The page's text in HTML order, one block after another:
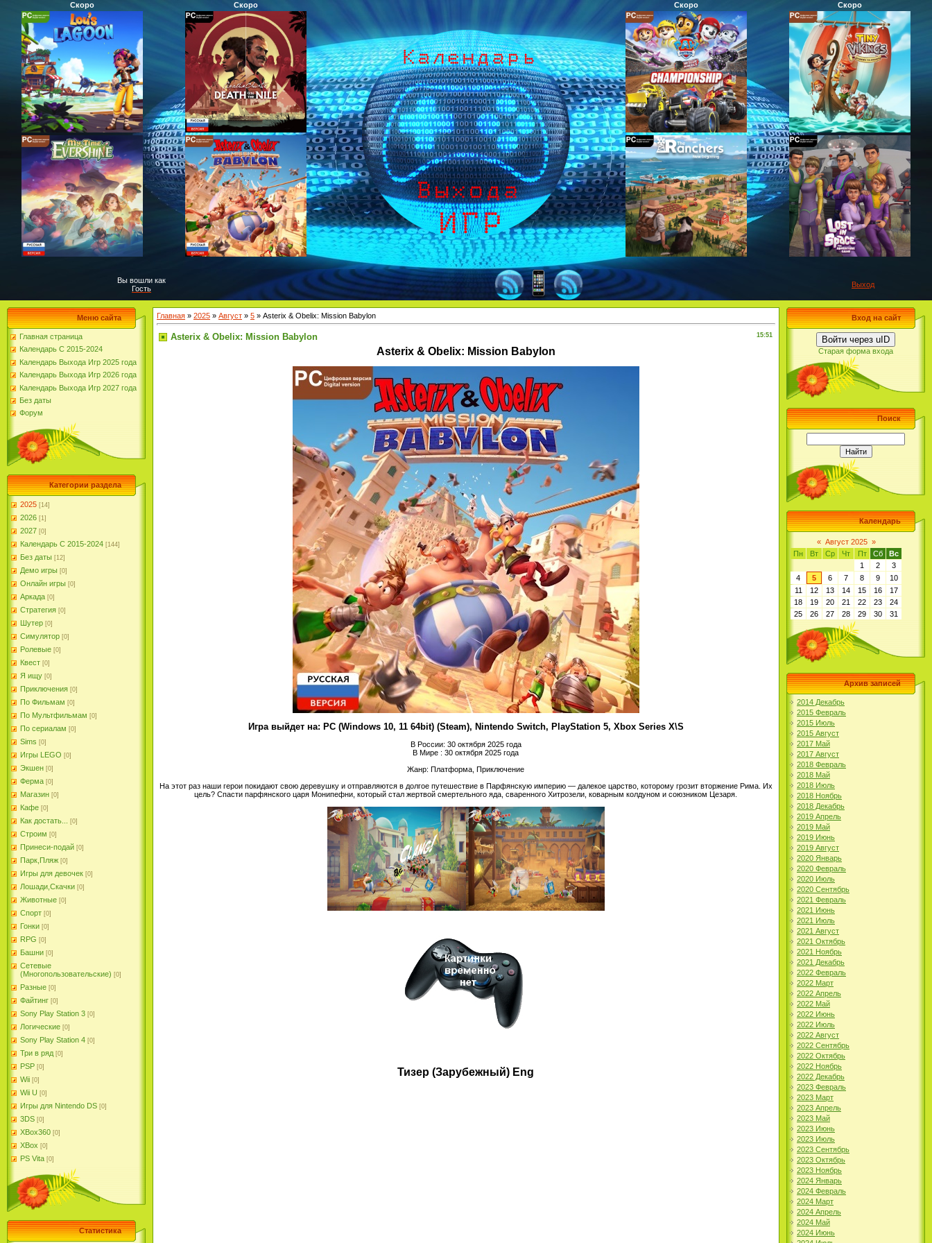
Скоро Скоро Скоро Скоро
Вы вошли как
Гость
Выход
Меню сайта
Главная страница
Календарь С 2015-2024
Календарь Выхода Игр 2025 года
Календарь Выхода Игр 2026 года
Календарь Выхода Игр 2027 года
Без даты
Форум
Категории раздела
2025 [14]
2026 [1]
2027 [0]
Календарь С 2015-2024 [144]
Без даты [12]
Демо игры [0]
Онлайн игры [0]
Аркада [0]
Стратегия [0]
Шутер [0]
Симулятор [0]
Ролевые [0]
Квест [0]
Я ищу [0]
Приключения [0]
По Фильмам [0]
По Мультфильмам [0]
По сериалам [0]
Sims [0]
Игры LEGO [0]
Экшен [0]
Ферма [0]
Магазин [0]
Кафе [0]
Как достать... [0]
Строим [0]
Принеси-подай [0]
Парк,Пляж [0]
Игры для девочек [0]
Лошади,Скачки [0]
Животные [0]
Спорт [0]
Гонки [0]
RPG [0]
Башни [0]
Сетевые
(Многопользовательские) [0]
Разные [0]
Файтинг [0]
Sony Play Station 3 [0]
Логические [0]
Sony Play Station 4 [0]
Три в ряд [0]
PSP [0]
Wii [0]
Wii U [0]
Игры для Nintendo DS [0]
3DS [0]
XBox360 [0]
XBox [0]
PS Vita [0]
Статистика
Главная » 2025 » Август » 5 » Asterix & Obelix: Mission Babylon
15:51
Asterix & Obelix: Mission Babylon
Asterix & Obelix: Mission Babylon
Игра выйдет на: PC (Windows 10, 11 64bit) (Steam), Nintendo Switch, PlayStation 5, Xbox Series X\S
В России: 30 октября 2025 года
В Мире : 30 октября 2025 года
Жанр: Платформа, Приключение
На этот раз наши герои покидают свою деревушку и отправляются в долгое путешествие в Парфянскую империю — далекое царство, которому грозит вторжение Рима. Их
цель? Спасти парфянского царя Монипефни, который стал жертвой смертельного яда, сваренного Хитрозели, коварным колдуном и союзником Цезаря.
Тизер (Зарубежный) Eng
Вход на сайт
Войти через uID
Старая форма входа
Поиск
Календарь
« Август 2025 »
Пн
Вт Ср Чт Пт Сб
Вс
1
2
3
4
5 6 7 8 9
10
11
12 13 14 15 16
17
18
19 20 21 22 23
24
25
26 27 28 29 30 31
Архив записей
2014 Декабрь
2015 Февраль
2015 Июль
2015 Август
2017 Май
2017 Август
2018 Февраль
2018 Май
2018 Июль
2018 Ноябрь
2018 Декабрь
2019 Апрель
2019 Май
2019 Июнь
2019 Август
2020 Январь
2020 Февраль
2020 Июль
2020 Сентябрь
2021 Февраль
2021 Июнь
2021 Июль
2021 Август
2021 Октябрь
2021 Ноябрь
2021 Декабрь
2022 Февраль
2022 Март
2022 Апрель
2022 Май
2022 Июнь
2022 Июль
2022 Август
2022 Сентябрь
2022 Октябрь
2022 Ноябрь
2022 Декабрь
2023 Февраль
2023 Март
2023 Апрель
2023 Май
2023 Июнь
2023 Июль
2023 Сентябрь
2023 Октябрь
2023 Ноябрь
2024 Январь
2024 Февраль
2024 Март
2024 Апрель
2024 Май
2024 Июнь